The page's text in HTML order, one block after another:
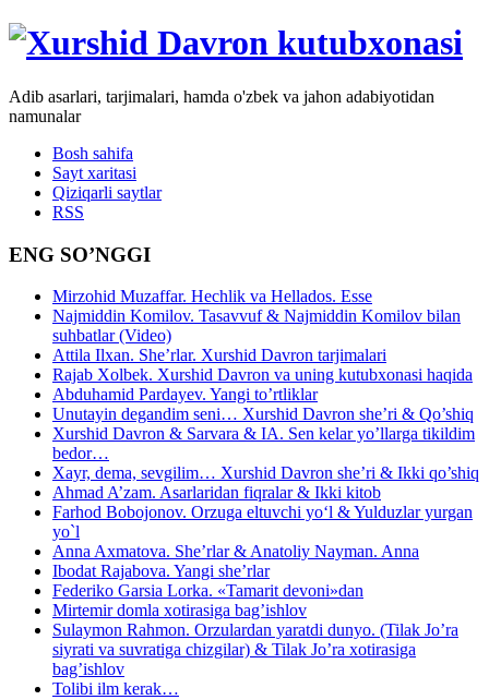
Adib asarlari, tarjimalari, hamda o'zbek va jahon adabiyotidan
namunalar
Bosh sahifa
Sayt xaritasi
Qiziqarli saytlar
RSS
ENG SO’NGGI
Mirzohid Muzaffar. Hechlik va Hellados. Esse
Najmiddin Komilov. Tasavvuf & Najmiddin Komilov bilan
suhbatlar (Video)
Attila Ilxan. She’rlar. Xurshid Davron tarjimalari
Rajab Xolbek. Xurshid Davron va uning kutubxonasi haqida
Abduhamid Pardayev. Yangi to’rtliklar
Unutayin degandim seni… Xurshid Davron she’ri & Qo’shiq
Xurshid Davron & Sarvara & IA. Sen kelar yo’llarga tikildim
bedor…
Xayr, dema, sevgilim… Xurshid Davron she’ri & Ikki qo’shiq
Ahmad A’zam. Asarlaridan fiqralar & Ikki kitob
Farhod Bobojonov. Orzuga eltuvchi yo‘l & Yulduzlar yurgan
yo`l
Anna Axmatova. She’rlar & Anatoliy Nayman. Anna
Ibodat Rajabova. Yangi she’rlar
Federiko Garsia Lorka. «Tamarit devoni»dan
Mirtemir domla xotirasiga bag’ishlov
Sulaymon Rahmon. Orzulardan yaratdi dunyo. (Tilak Jo’ra
siyrati va suvratiga chizgilar) & Tilak Jo’ra xotirasiga
bag’ishlov
Tolibi ilm kerak…